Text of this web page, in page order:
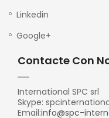
Linkedin
Google+
Contacte Con
International SPC srl
Skype:
Email:info@spc-